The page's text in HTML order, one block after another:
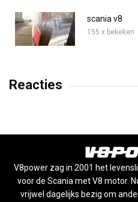
scania v8
155 x bekeken
Reacties
V8power zag in 2001 het
voor de Scania met V8 motor.
vrijwel dagelijks bezig om